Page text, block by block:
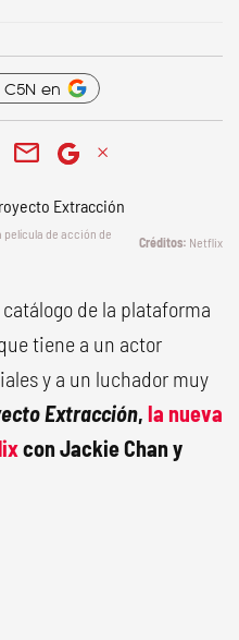
en
de acción de
Netflix
de la plataforma
tiene a un actor
y a un luchador muy
Extracción, la nueva
con Jackie Chan y